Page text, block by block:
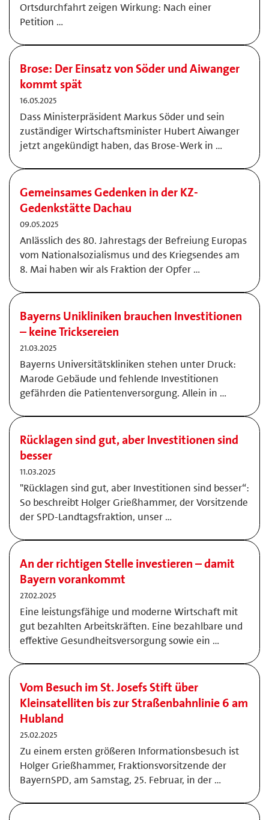
Ortsdurchfahrt zeigen Wirkung: Nach einer
Petition …
Brose: Der Einsatz von Söder und Aiwanger
kommt spät
16.05.2025
Dass Ministerpräsident Markus Söder und sein
zuständiger Wirtschaftsminister Hubert Aiwanger
jetzt angekündigt haben, das Brose-Werk in …
Gemeinsames Gedenken in der KZ-
Gedenkstätte Dachau
09.05.2025
Anlässlich des 80. Jahrestags der Befreiung Europas
vom Nationalsozialismus und des Kriegsendes am
8. Mai haben wir als Fraktion der Opfer …
Bayerns Unikliniken brauchen Investitionen
– keine Tricksereien
21.03.2025
Bayerns Universitätskliniken stehen unter Druck:
Marode Gebäude und fehlende Investitionen
gefährden die Patientenversorgung. Allein in …
Rücklagen sind gut, aber Investitionen sind
besser
11.03.2025
"Rücklagen sind gut, aber Investitionen sind besser“:
So beschreibt Holger Grießhammer, der Vorsitzende
der SPD-Landtagsfraktion, unser …
An der richtigen Stelle investieren – damit
Bayern vorankommt
27.02.2025
Eine leistungsfähige und moderne Wirtschaft mit
gut bezahlten Arbeitskräften. Eine bezahlbare und
effektive Gesundheitsversorgung sowie ein …
Vom Besuch im St. Josefs Stift über
Kleinsatelliten bis zur Straßenbahnlinie 6 am
Hubland
25.02.2025
Zu einem ersten größeren Informationsbesuch ist
Holger Grießhammer, Fraktionsvorsitzende der
BayernSPD, am Samstag, 25. Februar, in der …